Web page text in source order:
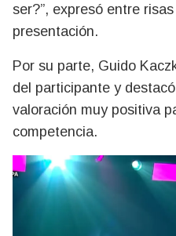
ser?”, expresó entre
presentación.
Por su parte, Guido
del participante y
valoración muy positiva
competencia.